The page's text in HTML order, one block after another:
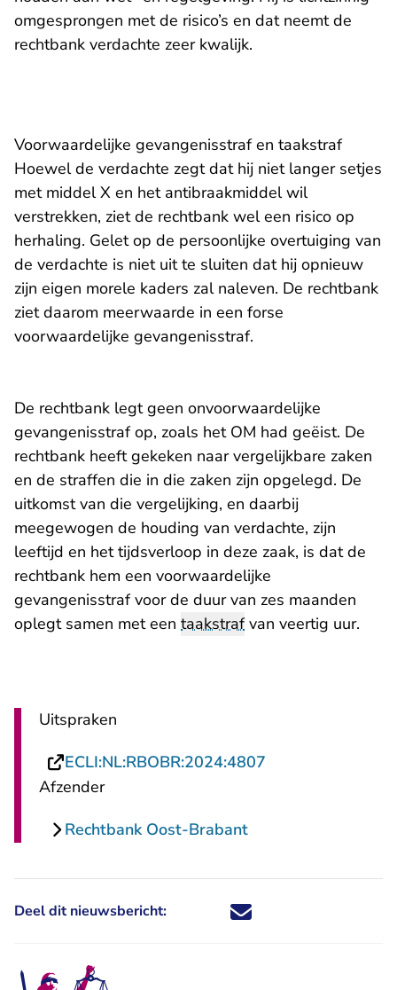
omgesprongen met de risico’s en dat neemt de
rechtbank verdachte zeer kwalijk.
Voorwaardelijke gevangenisstraf en taakstraf
Hoewel de verdachte zegt dat hij niet langer setjes
met middel X en het antibraakmiddel wil
verstrekken, ziet de rechtbank wel een risico op
herhaling. Gelet op de persoonlijke overtuiging van
de verdachte is niet uit te sluiten dat hij opnieuw
zijn eigen morele kaders zal naleven. De rechtbank
ziet daarom meerwaarde in een forse
voorwaardelijke gevangenisstraf.
De rechtbank legt geen onvoorwaardelijke
gevangenisstraf op, zoals het OM had geëist. De
rechtbank heeft gekeken naar vergelijkbare zaken
en de straffen die in die zaken zijn opgelegd. De
uitkomst van die vergelijking, en daarbij
meegewogen de houding van verdachte, zijn
leeftijd en het tijdsverloop in deze zaak, is dat de
rechtbank hem een voorwaardelijke
gevangenisstraf voor de duur van zes maanden
oplegt samen met een taakstrafvan veertig uur.
Uitspraken
ECLI:NL:RBOBR:2024:4807
Afzender
Rechtbank Oost-Brabant
Deel dit nieuwsbericht: Deel dit nieuwsbericht via X -
Deel dit nieuwsbericht via
Deel dit nieuwsbericht
Deel dit